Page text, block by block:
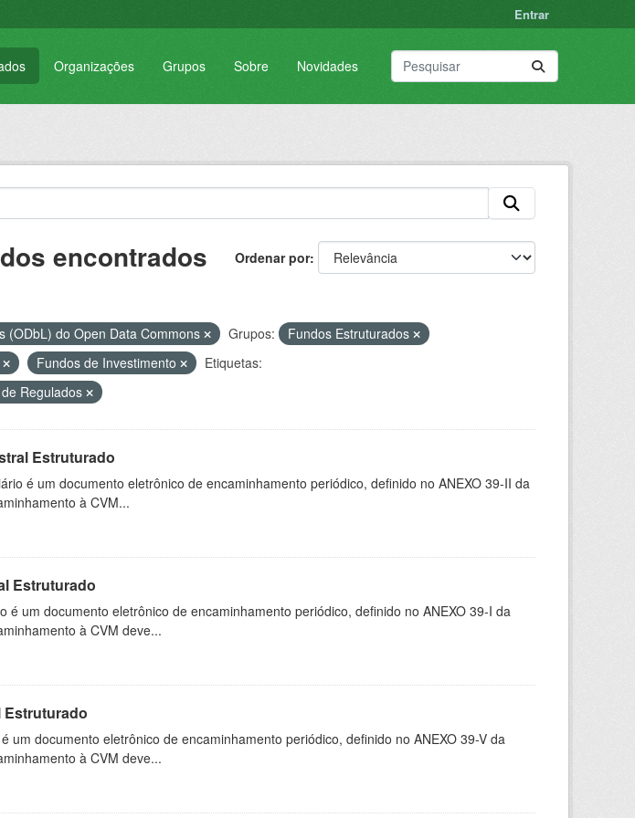
Entrar
Organizações Grupos Sobre Novidades
Ordenar por
encontrados
(ODbL) do Open Data Commons
Grupos:
Fundos Estruturados
Fundos de Investimento
Etiquetas:
Regulados
Estruturado
é um documento eletrônico de encaminhamento periódico, definido no ANEXO 39-II da
à CVM...
Estruturado
é um documento eletrônico de encaminhamento periódico, definido no ANEXO 39-I da
à CVM deve...
Estruturado
um documento eletrônico de encaminhamento periódico, definido no ANEXO 39-V da
à CVM deve...